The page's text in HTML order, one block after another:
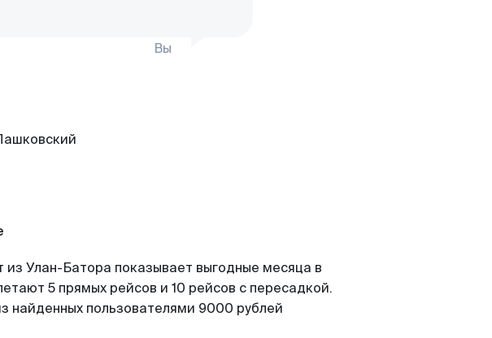
Вы
из Улан-Батора показывает выгодные месяца в
5 прямых рейсов и 10 рейсов с пересадкой.
найденных пользователями 9000 рублей